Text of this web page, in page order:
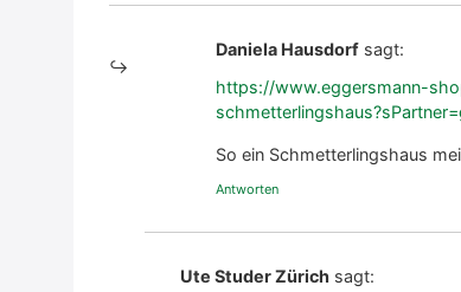
Daniela Hausdorf sagt:
https://www.eggersmann-
So ein Schmet­ter­lings­haus
Antworten
Ute Studer Zürich sagt: